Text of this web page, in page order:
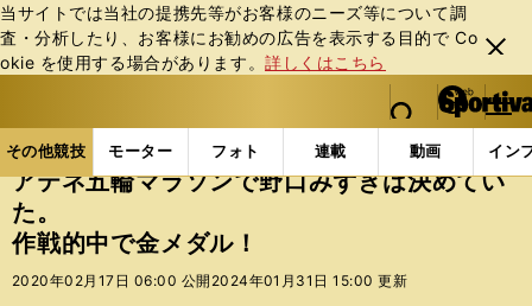
当サイトでは当社の提携先等がお客様のニーズ等について調
査・分析したり、お客様にお勧めの広告を表⽰する⽬的で Co
okie を使⽤する場合があります。詳しくはこちら
閉じ
る
web Sportiva (webスポルティーバ)
検索
マイペ
ー
ジ
メニュ
その他競技 モーター フォト 連載 動画 イン
ス
ポ
ル
テ
ー
その他競技の記事一覧 陸上 アテネ五輪マラソンで
アテネ五輪マラソンで野口みずきは決めてい
た。
作戦的中で金メダル！
2020年02月17日 06:00 公開 2024年01月31日 15:00 更新